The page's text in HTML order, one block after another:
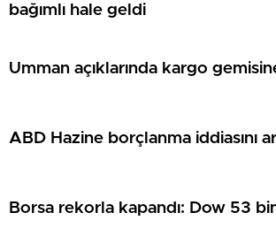
bağımlı hale geldi
Umman açıklarında kargo
ABD Hazine borçlanma iddiasını
Borsa rekorla kapandı: Dow 53 bin